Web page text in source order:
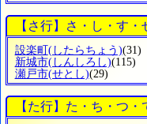
【さ行】さ・し・す・
設楽町 (したらちょう)
新城市(しんしろし)
瀬戸市(せとし)(29)
【た行】た・ち・つ・